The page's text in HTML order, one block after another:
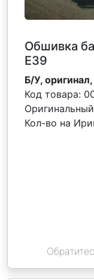
Обшивка
E39
Б/У,
Код товара:
Кол-во на